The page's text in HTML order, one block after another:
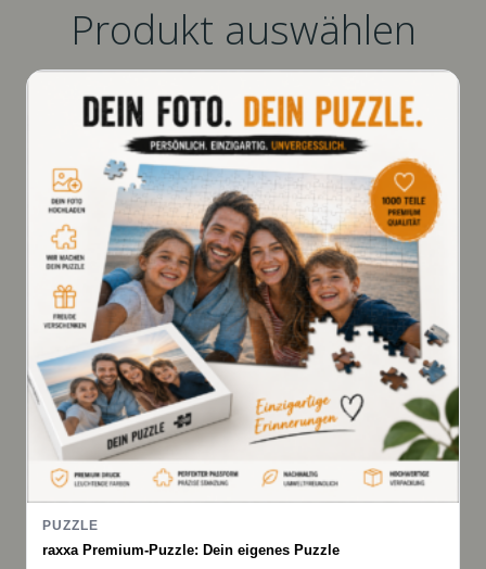
Produkt auswählen
PUZZLE
raxxa Premium-Puzzle: Dein eigenes Puzzle